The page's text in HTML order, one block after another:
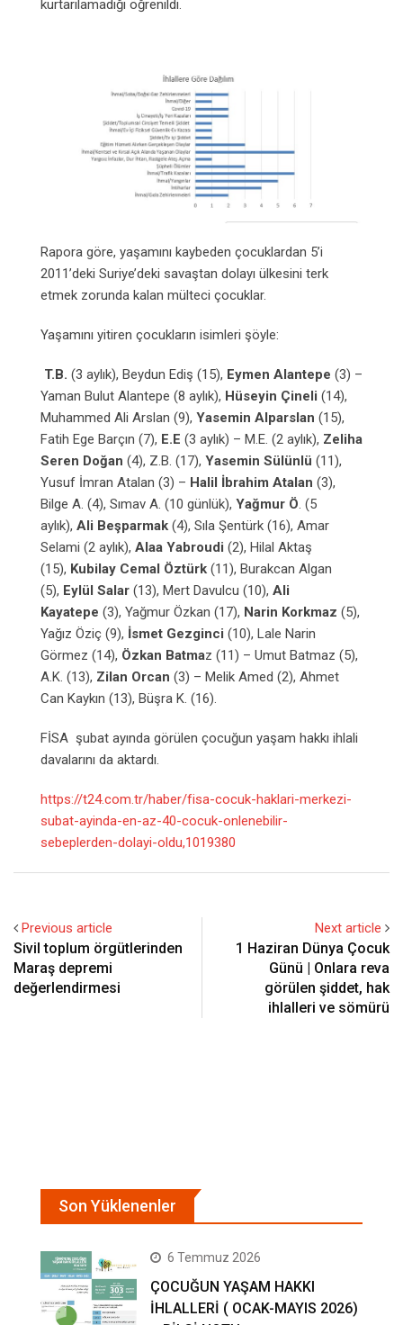
kurtarılamadığı öğrenildi.
Rapora göre, yaşamını kaybeden çocuklardan 5’i
2011’deki Suriye’deki savaştan dolayı ülkesini terk
etmek zorunda kalan mülteci çocuklar.
Yaşamını yitiren çocukların isimleri şöyle:
T.B. (3 aylık), Beydun Ediş (15), Eymen Alantepe (3) –
Yaman Bulut Alantepe (8 aylık), Hüseyin Çineli (14),
Muhammed Ali Arslan (9), Yasemin Alparslan (15),
Fatih Ege Barçın (7), E.E (3 aylık) – M.E. (2 aylık), Zeliha
Seren Doğan (4), Z.B. (17), Yasemin Sülünlü (11),
Yusuf İmran Atalan (3) – Halil İbrahim Atalan (3),
Bilge A. (4), Sımav A. (10 günlük), Yağmur Ö. (5
aylık), Ali Beşparmak (4), Sıla Şentürk (16), Amar
Selami (2 aylık), Alaa Yabroudi (2), Hilal Aktaş
(15), Kubilay Cemal Öztürk (11), Burakcan Algan
(5), Eylül Salar (13), Mert Davulcu (10), Ali
Kayatepe (3), Yağmur Özkan (17), Narin Korkmaz (5),
Yağız Öziç (9), İsmet Gezginci (10), Lale Narin
Görmez (14), Özkan Batmaz (11) – Umut Batmaz (5),
A.K. (13), Zilan Orcan (3) – Melik Amed (2), Ahmet
Can Kaykın (13), Büşra K. (16).
FİSA şubat ayında görülen çocuğun yaşam hakkı ihlali
davalarını da aktardı.
https://t24.com.tr/haber/fisa-cocuk-haklari-merkezi-
subat-ayinda-en-az-40-cocuk-onlenebilir-
sebeplerden-dolayi-oldu,1019380
Previous article
Sivil toplum örgütlerinden
Maraş depremi
değerlendirmesi
Next article
1 Haziran Dünya Çocuk
Günü | Onlara reva
görülen şiddet, hak
ihlalleri ve sömürü
Son Yüklenenler
6 Temmuz 2026
ÇOCUĞUN YAŞAM HAKKI
İHLALLERİ ( OCAK-MAYIS 2026)